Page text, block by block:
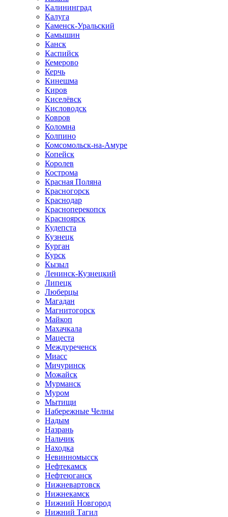
Калининград
Калуга
Каменск-Уральский
Камышин
Канск
Каспийск
Кемерово
Керчь
Кинешма
Киров
Киселёвск
Кисловодск
Ковров
Коломна
Колпино
Комсомольск-на-Амуре
Копейск
Королев
Кострома
Красная Поляна
Красногорск
Краснодар
Красноперекопск
Красноярск
Кудепста
Кузнецк
Курган
Курск
Кызыл
Ленинск-Кузнецкий
Липецк
Люберцы
Магадан
Магнитогорск
Майкоп
Махачкала
Мацеста
Междуреченск
Миасс
Мичуринск
Можайск
Мурманск
Муром
Мытищи
Набережные Челны
Надым
Назрань
Нальчик
Находка
Невинномысск
Нефтекамск
Нефтеюганск
Нижневартовск
Нижнекамск
Нижний Новгород
Нижний Тагил